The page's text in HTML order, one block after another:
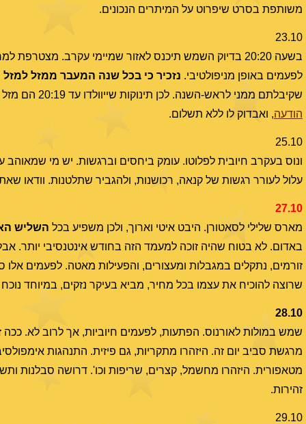
משותפת בסרט שיפרוט על המיתרים הנכונים.
23.10
בשעה 20:20 בדיוק השמש תיכנס לאזור שמיימי עקרב.
לפעמים באופן מניפולטיבי. נזכיר כי בכל שנה המעבר ממזל
שקיבלתם ממני לראש-השנה. לכן תינוקות שייוולדו עד 20:19 הם מזל מאזניים, ומ-20:20 עקרב.
הודעה, ואבדוק לו ללא תשלום.
25.10
ונוס בעקרב חיובית לפלוטו. עומק ביחסים וברגשות. יש מי
עלול לעורר רגשות של קנאה, רכושנות, ולהגביר שתלטנות. וודאו
27.10
מארס שלילי לסאטורן. היבט איטי וארוך, ולכן משפיע בכל השליש
באדום. לא בטוח שהיה זוכה למעמד הזה בחודש אינטנסיבי יותר.
זורמים, נתקלים במגבלות ומעצורים, והפעילות מאטה. לפעמים
שרוצה להוכיח את עצמו בכל מחיר, מביא בעיקר נזקים, במיוחד
28.10
שמש במולות לאורנוס. הפתעות, לפעמים חיוביות, אך לרוב לא. ככה
מרגשת סביב יום זה. היזהרו מתקריות, גם פיזית. התנהגות
מטאפורית. היזהרו מחשמל, קצרים, שריפות וכו'. דרושה סבלנות
זהירות.
29.10